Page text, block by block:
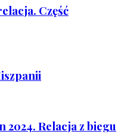
Część
Relacja z biegu